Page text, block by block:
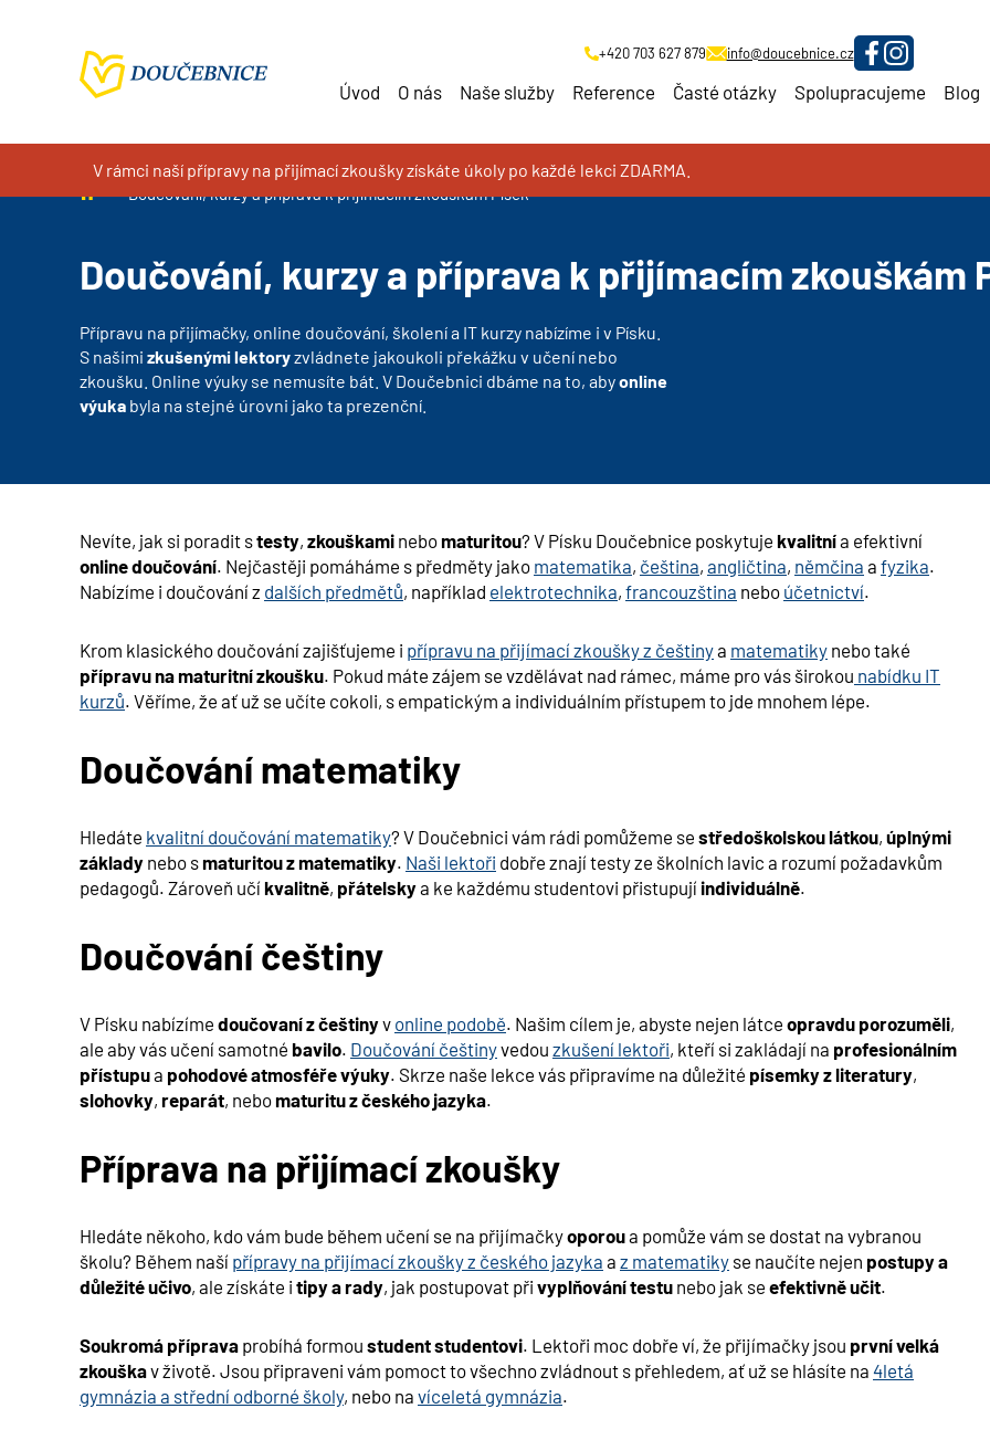
+420 703 627 879 info@doucebnice.cz
Úvod O nás Naše služby Reference Časté otázky Spolupracujeme Blog
V rámci naší přípravy na přijímací zkoušky získáte úkoly po každé lekci ZDARMA.
Doučování na míru, kurzy a příprava k přijímacím zkouškám
Doučování, kurzy a příprava k přijímacím zkouškám Písek
Doučování, kurzy a příprava k přijímacím zkouškám
Přípravu na přijímačky, online doučování, školení a IT kurzy nabízíme i v Písku.
S našimi zkušenými lektoryzvládnete jakoukoli překážku v učení nebo
zkoušku. Online výuky se nemusíte bát. V Doučebnici dbáme na to, abyonline
výuka byla na stejné úrovni jako ta prezenční.
Nevíte, jak si poradit stesty, zkouškami nebomaturitou? V Písku Doučebnice poskytuje kvalitnía efektivní
online doučování. Nejčastěji pomáháme s předměty jako matematika, čeština, angličtina, němčina a fyzika.
Nabízíme i doučování z dalších předmětů, například elektrotechnika, francouzština nebo účetnictví.
Krom klasického doučování zajišťujeme i přípravu na přijímací zkoušky z češtinya matematiky nebo také
přípravu na maturitní zkoušku. Pokud máte zájem se vzdělávat nad rámec, máme pro vás širokou nabídku IT
kurzů. Věříme, že ať už se učíte cokoli, s empatickým a individuálním přístupem to jde mnohem lépe.
Doučování matematiky
Hledáte kvalitní doučování matematiky? V Doučebnici vám rádi pomůžeme se středoškolskou látkou, úplnými
základy nebo smaturitou z matematiky. Naši lektoři dobře znají testy ze školních lavic a rozumí požadavkům
pedagogů. Zároveň učí kvalitně, přátelskya ke každému studentovi přistupují individuálně.
Doučování češtiny
V Písku nabízíme doučovaní z češtinyv online podobě. Našim cílem je, abyste nejen látce opravdu porozuměli,
ale aby vás učení samotné bavilo. Doučování češtinyvedou zkušení lektoři, kteří si zakládají na profesionálním
přístupua pohodové atmosféře výuky. Skrze naše lekce vás připravíme na důležité písemky z literatury,
slohovky, reparát, nebomaturitu z českého jazyka.
Příprava na přijímací zkoušky
Hledáte někoho, kdo vám bude během učení se na přijímačkyoporoua pomůže vám se dostat na vybranou
školu? Během naší přípravy na přijímací zkoušky z českého jazyka a z matematiky se naučíte nejen postupy a
důležité učivo, ale získáte i tipy a rady, jak postupovat při vyplňování testu nebo jak se efektivně učit.
Soukromá příprava probíhá formou student studentovi. Lektoři moc dobře ví, že přijímačky jsou první velká
zkouškav životě. Jsou připraveni vám pomoct to všechno zvládnout s přehledem, ať už se hlásíte na 4letá
gymnázia a střední odborné školy, nebo na víceletá gymnázia.